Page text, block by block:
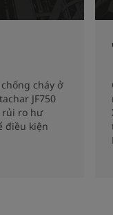
cháy ở
JF750
rủi ro hư
điều kiện